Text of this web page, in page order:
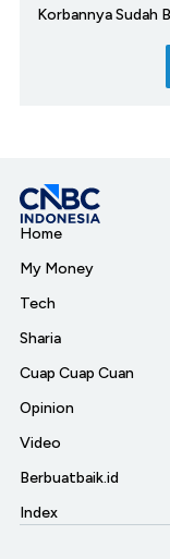
Korbannya Sudah
Home
My Money
Tech
Sharia
Cuap Cuap Cuan
Opinion
Video
Berbuatbaik.id
Index